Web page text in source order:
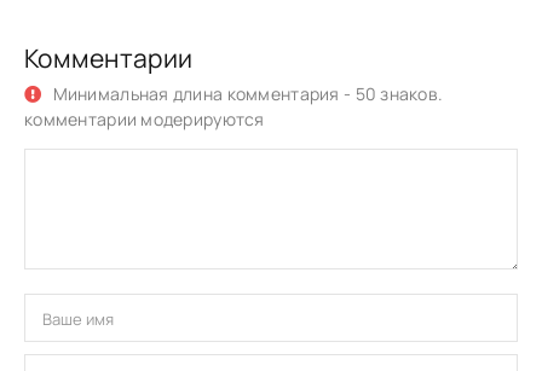
Комментарии
Минимальная длина комментария - 50 знаков.
комментарии модерируются